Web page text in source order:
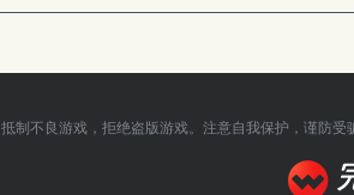
抵制不良游戏，拒绝盗版游戏。注意自我保护，谨防受